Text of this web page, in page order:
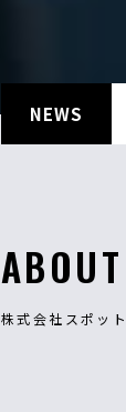
NEWS
ABOUT
株式会社スポッ